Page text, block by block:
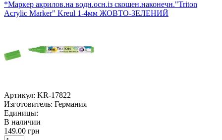
*Маркер акрилов.на водн.осн.із скошен.наконечн."Triton
Acrylic Marker" Kreul 1-4мм ЖОВТО-ЗЕЛЕНИЙ
Артикул: KR-17822
Изготовитель: Германия
Единицы:
В наличии
149.00 грн